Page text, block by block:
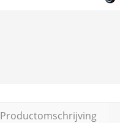
Productomschrijving